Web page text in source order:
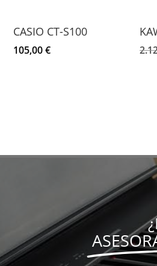
CASIO CT-S100
105,00€